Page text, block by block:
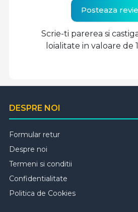
Posteaza
Scrie-ti parerea si
loialitate in valoare de
DESPRE NOI
Formular retur
Despre noi
Termeni si conditii
Confidentialitate
Politica de Cookies